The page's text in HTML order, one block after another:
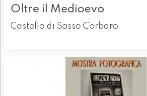
Oltre il Medioevo
Castello di Sasso Corbaro